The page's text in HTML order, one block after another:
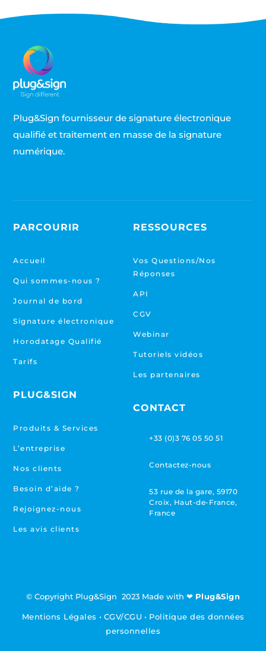
Plug&Sign fournisseur de signature électronique
qualifié et traitement en masse de la signature
numérique.
PARCOURIR
Accueil
Qui sommes-nous ?
Journal de bord
Signature électronique
Horodatage Qualifié
Tarifs
PLUG&SIGN
Produits & Services
L’entreprise
Nos clients
Besoin d’aide ?
Rejoignez-nous
Les avis clients
RESSOURCES
Vos Questions/Nos
Réponses
API
CGV
Webinar
Tutoriels vidéos
Les partenaires
CONTACT
+33 (0)3 76 05 50 51
Contactez-nous
53 rue de la gare, 59170
Croix, Haut-de-France,
France
© Copyright Plug&Sign 2023 Made with ❤ Plug&Sign
Mentions Légales • CGV/CGU • Politique des données
personnelles